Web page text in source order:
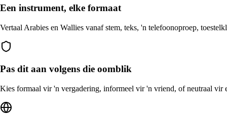
Een instrument, elke formaat
Vertaal Arabies en Wallies vanaf stem, teks, 'n telefoonoproep,
Pas dit aan volgens die oomblik
Kies formaal vir 'n vergadering, informeel vir 'n vriend, of neutraal vir